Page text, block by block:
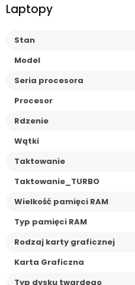
Laptopy
Stan
Model
Seria procesora
Procesor
Rdzenie
Wątki
Taktowanie
Taktowanie_TURBO
Wielkość pamięci RAM
Typ pamięci RAM
Rodzaj karty graficznej
Karta Graficzna
Typ dysku twardego